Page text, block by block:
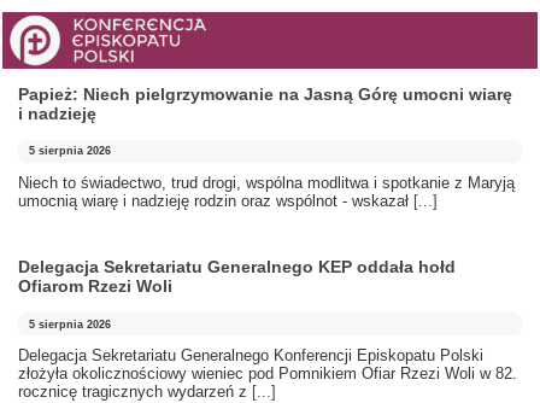
Papież: Niech pielgrzymowanie na Jasną Górę umocni wiarę
i nadzieję
5 sierpnia 2026
Niech to świadectwo, trud drogi, wspólna modlitwa i spotkanie z Maryją
umocnią wiarę i nadzieję rodzin oraz wspólnot - wskazał [...]
Delegacja Sekretariatu Generalnego KEP oddała hołd
Ofiarom Rzezi Woli
5 sierpnia 2026
Delegacja Sekretariatu Generalnego Konferencji Episkopatu Polski
złożyła okolicznościowy wieniec pod Pomnikiem Ofiar Rzezi Woli w 82.
rocznicę tragicznych wydarzeń z [...]